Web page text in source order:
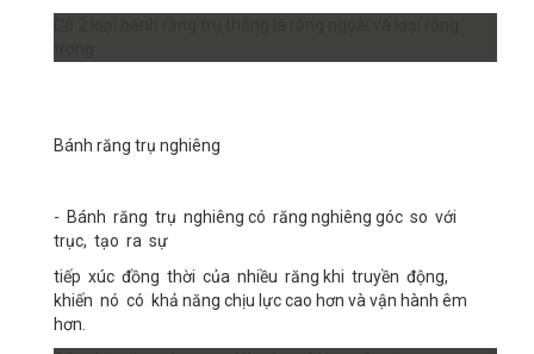
Bánh răng trụ nghiêng
- Bánh răng trụ nghiêng có răng nghiêng góc so với
trục, tạo ra sự
tiếp xúc đồng thời của nhiều răng khi truyền động,
khiến nó có khả năng chịu lực cao hơn và vận hành êm
hơn.